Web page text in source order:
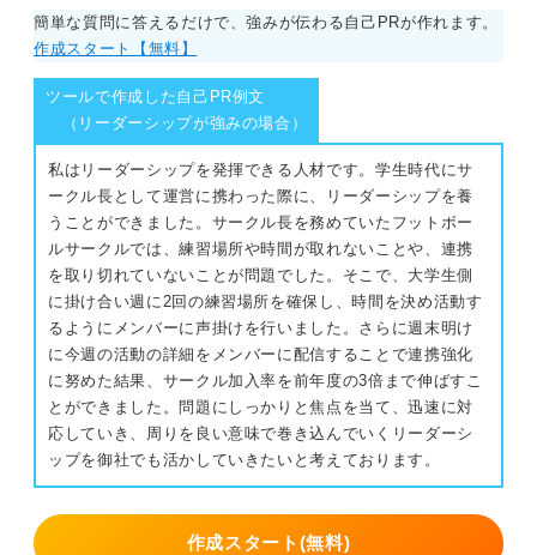
簡単な質問に答えるだけで、強みが伝わる自己PRが作れます。
作成スタート【無料】
ツールで作成した自己PR例文
（リーダーシップが強みの場合）
私はリーダーシップを発揮できる人材です。学生時代にサ
ークル長として運営に携わった際に、リーダーシップを養
うことができました。サークル長を務めていたフットボー
ルサークルでは、練習場所や時間が取れないことや、連携
を取り切れていないことが問題でした。そこで、大学生側
に掛け合い週に2回の練習場所を確保し、時間を決め活動す
るようにメンバーに声掛けを行いました。さらに週末明け
に今週の活動の詳細をメンバーに配信することで連携強化
に努めた結果、サークル加入率を前年度の3倍まで伸ばすこ
とができました。問題にしっかりと焦点を当て、迅速に対
応していき、周りを良い意味で巻き込んでいくリーダーシ
ップを御社でも活かしていきたいと考えております。
作成スタート(無料)